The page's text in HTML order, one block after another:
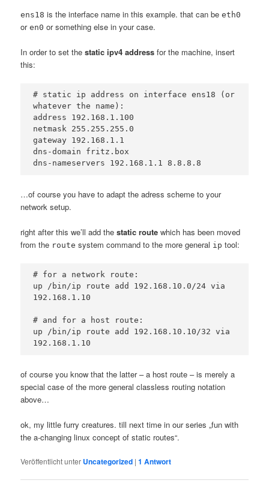
ens18 is the interface name in this example. that can beeth0
oren0 or something else in your case.
In order to set thestatic ipv4 address for the machine, insert
this:
# static ip address on interface ens18 (or
whatever the name):
address 192.168.1.100
netmask 255.255.255.0
gateway 192.168.1.1
dns-domain fritz.box
dns-nameservers 192.168.1.1 8.8.8.8
…of course you have to adapt the adress scheme to your
network setup.
right after this we’ll add thestatic routewhich has been moved
from the route system command to the more general ip tool:
# for a network route:
up /bin/ip route add 192.168.10.0/24 via
192.168.1.10
# and for a host route:
up /bin/ip route add 192.168.10.10/32 via
192.168.1.10
of course you know that the latter – a host route – is merely a
special case of the more general classless routing notation
above…
ok, my little furry creatures. till next time in our series „fun with
the a-changing linux concept of static routes“.
Veröffentlicht unter Uncategorized |1 Antwort